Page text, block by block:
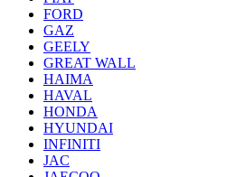
FORD
GAZ
GEELY
GREAT WALL
HAIMA
HAVAL
HONDA
HYUNDAI
INFINITI
JAC